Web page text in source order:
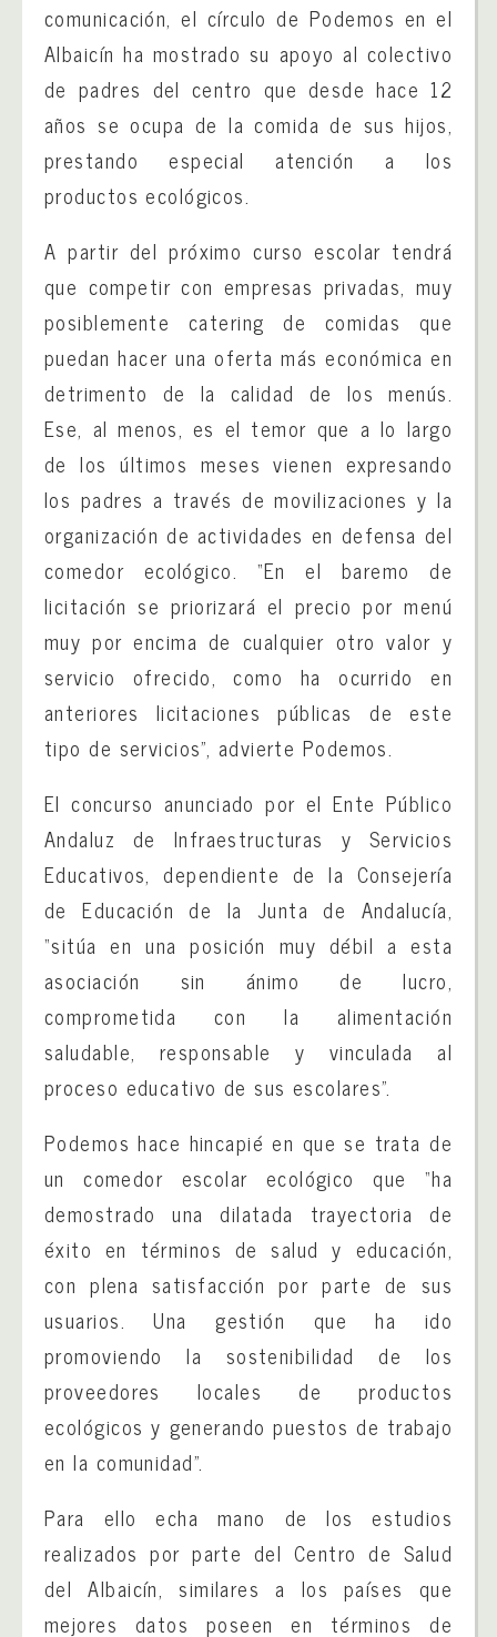
comunicación, el círculo de Podemos en el
Albaicín ha mostrado su apoyo al colectivo
de padres del centro que desde hace 12
años se ocupa de la comida de sus hijos,
prestando especial atención a los
productos ecológicos.
A partir del próximo curso escolar tendrá
que competir con empresas privadas, muy
posiblemente catering de comidas que
puedan hacer una oferta más económica en
detrimento de la calidad de los menús.
Ese, al menos, es el temor que a lo largo
de los últimos meses vienen expresando
los padres a través de movilizaciones y la
organización de actividades en defensa del
comedor ecológico. “En el baremo de
licitación se priorizará el precio por menú
muy por encima de cualquier otro valor y
servicio ofrecido, como ha ocurrido en
anteriores licitaciones públicas de este
tipo de servicios”, advierte Podemos.
El concurso anunciado por el Ente Público
Andaluz de Infraestructuras y Servicios
Educativos, dependiente de la Consejería
de Educación de la Junta de Andalucía,
“sitúa en una posición muy débil a esta
asociación sin ánimo de lucro,
comprometida con la alimentación
saludable, responsable y vinculada al
proceso educativo de sus escolares”.
Podemos hace hincapié en que se trata de
un comedor escolar ecológico que “ha
demostrado una dilatada trayectoria de
éxito en términos de salud y educación,
con plena satisfacción por parte de sus
usuarios. Una gestión que ha ido
promoviendo la sostenibilidad de los
proveedores locales de productos
ecológicos y generando puestos de trabajo
en la comunidad”.
Para ello echa mano de los estudios
realizados por parte del Centro de Salud
del Albaicín, similares a los países que
mejores datos poseen en términos de